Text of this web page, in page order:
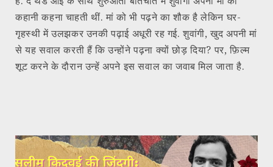
कहानी कहना चाहती थीं. मां को भी पढ़ने का शौक है लेकिन घर-
गृहस्थी में उलझकर उनकी पढ़ाई अधूरी रह गई. शुवांगी, खुद अपनी मां
से यह सवाल करती हैं कि उन्होंने पढ़ना क्यों छोड़ दिया? पर, फ़िल्म
शूट करने के दौरान उन्हें अपने इस सवाल का जवाब मिल जाता है.